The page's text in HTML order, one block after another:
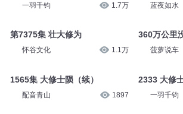
一羽千钧 1.7万
第7375集 壮大修为
怀谷文化 1.1万
1565集 大修士陨（续）
配音青山 1897
蓝夜如水
360万公里
菠萝说车
2333 大修
一羽千钧